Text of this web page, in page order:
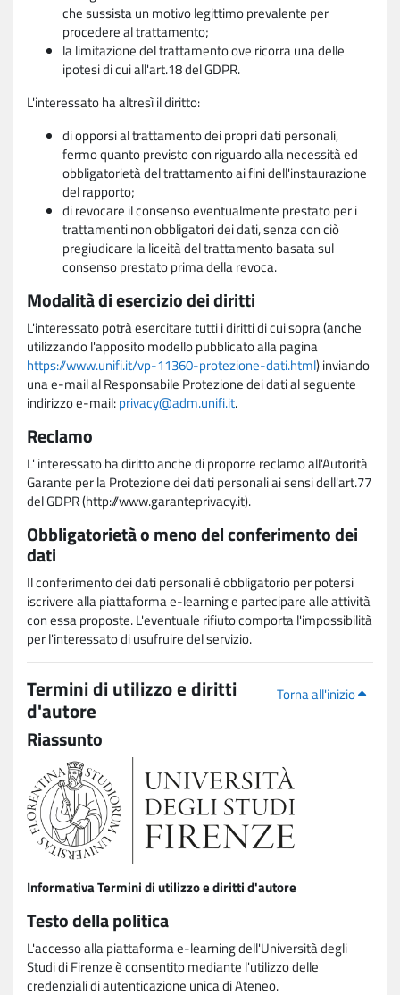
che sussista un motivo legittimo prevalente per
procedere al trattamento;
la limitazione del trattamento ove ricorra una delle
ipotesi di cui all'art.18 del GDPR.
L'interessato ha altresì il diritto:
di opporsi al trattamento dei propri dati personali,
fermo quanto previsto con riguardo alla necessità ed
obbligatorietà del trattamento ai fini dell'instaurazione
del rapporto;
di revocare il consenso eventualmente prestato per i
trattamenti non obbligatori dei dati, senza con ciò
pregiudicare la liceità del trattamento basata sul
consenso prestato prima della revoca.
Modalità di esercizio dei diritti
L'interessato potrà esercitare tutti i diritti di cui sopra (anche
utilizzando l'apposito modello pubblicato alla pagina
https://www.unifi.it/vp-11360-protezione-dati.html) inviando
una e-mail al Responsabile Protezione dei dati al seguente
indirizzo e-mail:privacy@adm.unifi.it.
Reclamo
L' interessato ha diritto anche di proporre reclamo all'Autorità
Garante per la Protezione dei dati personali ai sensi dell'art.77
del GDPR (http://www.garanteprivacy.it).
Obbligatorietà o meno del conferimento dei
dati
Il conferimento dei dati personali è obbligatorio per potersi
iscrivere alla piattaforma e-learning e partecipare alle attività
con essa proposte. L'eventuale rifiuto comporta l'impossibilità
per l'interessato di usufruire del servizio.
Torna all'inizio
Termini di utilizzo e diritti
d'autore
Riassunto
Informativa Termini di utilizzo e diritti d'autore
Testo della politica
L'accesso alla piattaforma e-learning dell'Università degli
Studi di Firenze è consentito mediante l'utilizzo delle
credenziali di autenticazione unica di Ateneo.